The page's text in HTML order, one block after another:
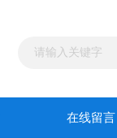
在线留言